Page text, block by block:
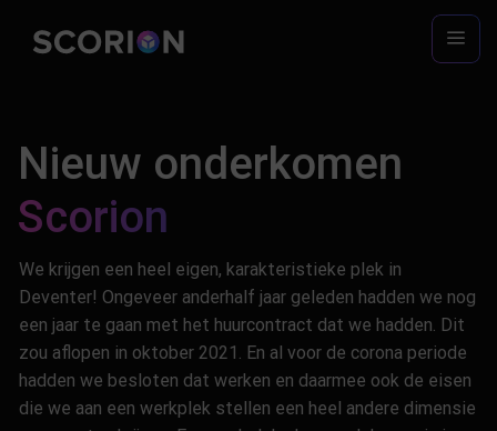
Nieuw onderkomen
Scorion
We krijgen een heel eigen, karakteristieke plek in
Deventer! Ongeveer anderhalf jaar geleden hadden we nog
een jaar te gaan met het huurcontract dat we hadden. Dit
zou aflopen in oktober 2021. En al voor de corona periode
hadden we besloten dat werken en daarmee ook de eisen
die we aan een werkplek stellen een heel andere dimensie